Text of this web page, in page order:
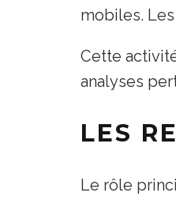
mobiles.
Cette
analyses
LES
Le rôle